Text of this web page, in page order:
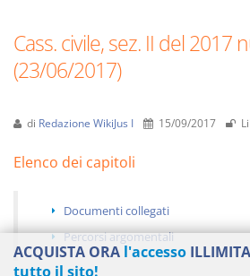
Cass. civile, sez. II del 2017
(23/06/2017)
di Redazione WikiJus I 15/09/2017
Elenco dei capitoli
Documenti collegati
Percorsi argomentali
ACQUISTA ORA l'accesso
tutto il sito!